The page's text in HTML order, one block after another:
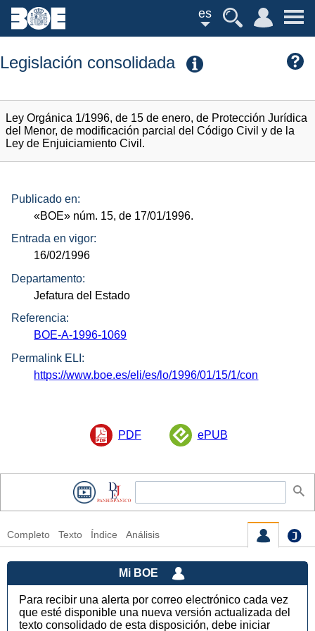
es
Legislación consolidada
Ley Orgánica 1/1996, de 15 de enero, de Protección Jurídica
del Menor, de modificación parcial del Código Civil y de la
Ley de Enjuiciamiento Civil.
Publicado en:
«BOE» núm. 15, de 17/01/1996.
Entrada en vigor:
16/02/1996
Departamento:
Jefatura del Estado
Referencia:
BOE-A-1996-1069
Permalink ELI:
https://www.boe.es/eli/es/lo/1996/01/15/1/con
PDF ePUB
Completo Texto Índice Análisis
Mi BOE
Para recibir una alerta por correo electrónico cada vez
que esté disponible una nueva versión actualizada del
texto consolidado de esta disposición, debe iniciar